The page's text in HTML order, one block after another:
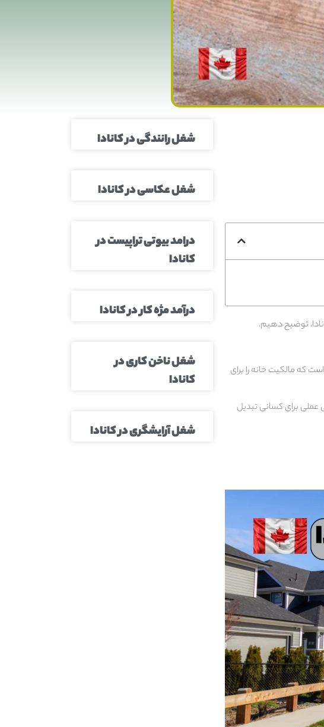
توضیح دهیم.
که مالکیت خانه را برای
عملی برای کسانی تبدیل
شغل رانندگی در کانادا
شغل عکاسی در کانادا
درامد بیوتی تراپیست در
کانادا
درآمد مژه کار در کانادا
شغل ناخن کاری در
کانادا
شغل آرایشگری در کانادا